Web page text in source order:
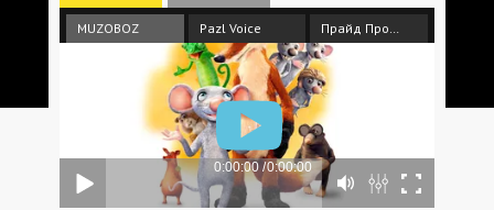
MUZOBOZ Pazl Voice